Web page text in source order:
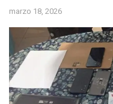
marzo 18, 2026